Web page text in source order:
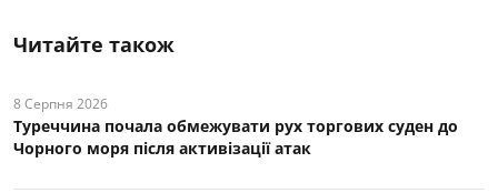
Читайте також
8 Серпня 2026
Туреччина почала обмежувати рух торгових суден до
Чорного моря після активізації атак